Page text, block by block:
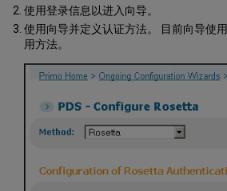
使用登录信息以进入向导。
使用向导并定义认证方法。 目前向导使用
用方法。